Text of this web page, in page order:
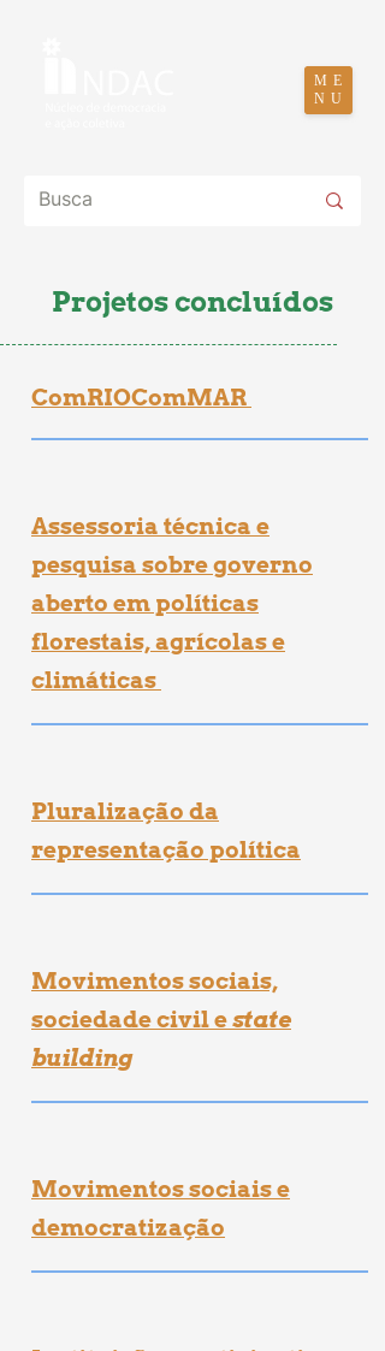
ME
NU
Projetos concluídos
ComRIOComMAR
Assessoria técnica e
pesquisa sobre governo
aberto em políticas
florestais, agrícolas e
climáticas
Pluralização da
representação política
Movimentos sociais,
sociedade civil estate
building
Movimentos sociais e
democratização